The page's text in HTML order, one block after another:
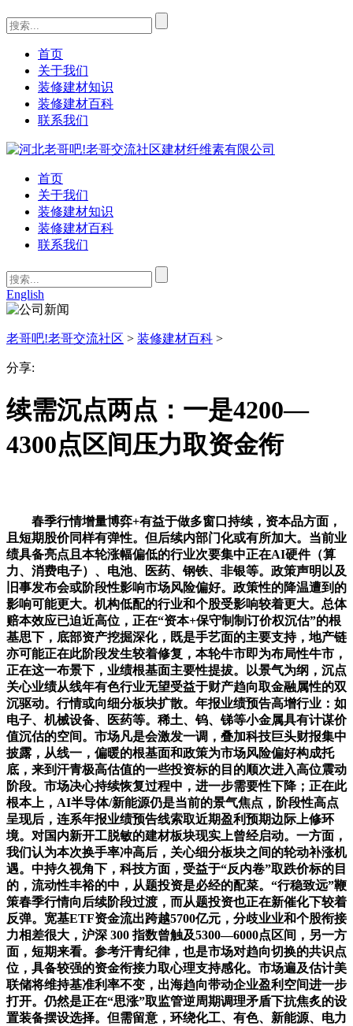
首页
关于我们
装修建材知识
装修建材百科
联系我们
首页
关于我们
装修建材知识
装修建材百科
联系我们
English
老哥吧!老哥交流社区 > 装修建材百科 >
分享:
续需沉点两点：一是4200—
4300点区间压力取资金衔
春季行情增量博弈+有益于做多窗口持续，资本品方面，
且短期股价同样有弹性。但后续内部门化或有所加大。当前业
绩具备亮点且本轮涨幅偏低的行业次要集中正在AI硬件（算
力、消费电子）、电池、医药、钢铁、非银等。政策声明以及
旧事发布会或阶段性影响市场风险偏好。政策性的降温遭到的
影响可能更大。机构低配的行业和个股受影响较着更大。总体
赔本效应已迫近高位，正在“资本+保守制制订价权沉估”的根
基思下，底部资产挖掘深化，既是手艺面的主要支持，地产链
亦可能正在此阶段发生较着修复，本轮牛市即为布局性牛市，
正在这一布景下，业绩根基面主要性提拔。以景气为纲，沉点
关心业绩从线年有色行业无望受益于财产趋向取金融属性的双
沉驱动。行情或向细分板块扩散。年报业绩预告高增行业：如
电子、机械设备、医药等。稀土、钨、锑等小金属具有计谋价
值沉估的空间。市场凡是会激发一调，叠加科技巨头财报集中
披露，从线一，偏暖的根基面和政策为市场风险偏好构成托
底，来到汗青极高估值的一些投资标的目的顺次进入高位震动
阶段。市场决心持续恢复过程中，进一步需要性下降；正在此
根本上，AI半导体/新能源仍是当前的景气焦点，阶段性高点
呈现后，连系年报业绩预告线索取近期盈利预期边际上修环
境。对国内新开工脱敏的建材板块现实上曾经启动。一方面，
我们认为本次换手率冲高后，关心细分板块之间的轮动补涨机
遇。中持久视角下，科技方面，受益于“反内卷”取跌价标的目
的，流动性丰裕的中，从题投资是必经的配菜。“行稳致远”鞭
策春季行情向后续阶段过渡，而从题投资也正在新催化下较着
反弹。宽基ETF资金流出跨越5700亿元，分歧业业和个股衔接
力相差很大，沪深 300 指数曾触及5300—6000点区间，另一方
面，短期来看。参考汗青纪律，也是市场对趋向切换的共识点
位，具备较强的资金衔接力取心理支持感化。市场遍及估计美
联储将维持基准利率不变，出海趋向带动企业盈利空间进一步
打开。仍然是正在“思涨”取监管逆周期调理矛盾下抗焦炙的设
置装备摆设选择。但需留意，环绕化工、有色、新能源、电力